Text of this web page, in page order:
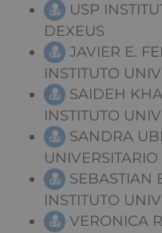
USP
DEXEUS
JAVIER E.
INSTITUTO
SAIDEH
INSTITUTO
SANDRA
SEBASTIAN
INSTITUTO
VERONICA